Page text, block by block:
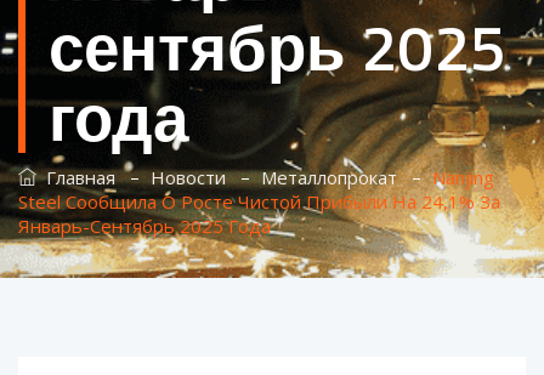
сентябрь 2025
года
Главная–Новости–Металлопрокат–Nanjing
Steel Сообщила О Росте Чистой Прибыли На 24,1% За
Январь-Сентябрь 2025 Года